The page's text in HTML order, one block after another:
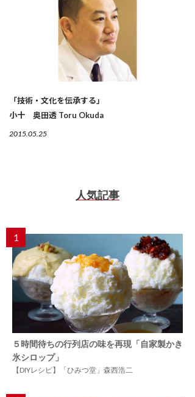
「技術・文化を伝承する」
小十 奥田透 Toru Okuda
2015.05.25
人気記事
1
５時間待ちの行列店の味を再現「自家製かき
氷シロップ」
【DIYレシピ】「ひみつ堂」森西浩二